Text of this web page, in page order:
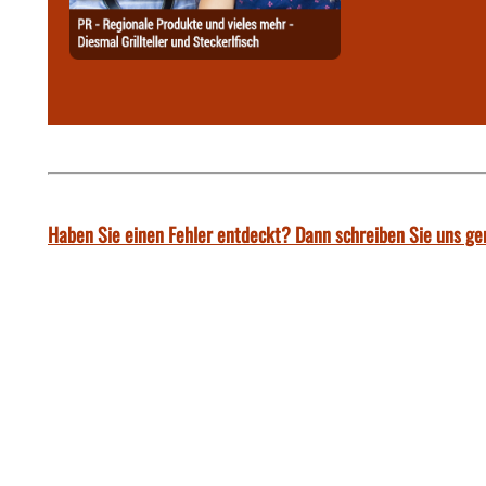
Haben Sie einen Fehler entdeckt? Dann schreiben Sie uns